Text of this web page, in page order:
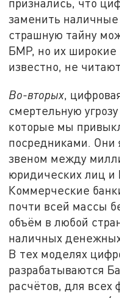
признались, что
заменить
страшную тайну
БМР, но их широкие
известно, не
Во-вторых,
смертельную
которые мы
посредниками.
звеном между
юридических лиц и
Коммерческие
почти всей массы
объём в любой
наличных денежных
В тех моделях
разрабатываются
расчётов, для всех